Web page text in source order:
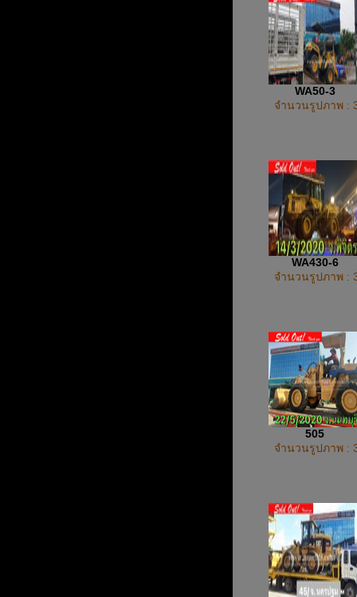
WA50-3
จำนวนรูปภาพ :
WA430-6
จำนวนรูปภาพ :
505
จำนวนรูปภาพ :